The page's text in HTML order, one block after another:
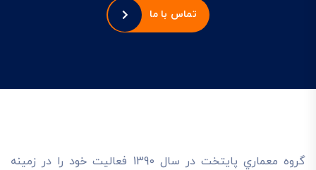
تماس با ما
گروه معماري پايتخت در سال 1390 فعاليت خود را در زمينه